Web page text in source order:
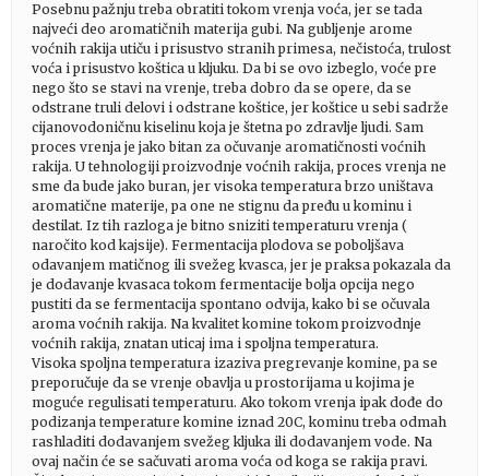
Posebnu pažnju treba obratiti tokom vrenja voća, jer se tada
najveći deo aromatičnih materija gubi. Na gubljenje arome
voćnih rakija utiču i prisustvo stranih primesa, nečistoća, trulost
voća i prisustvo koštica u kljuku. Da bi se ovo izbeglo, voće pre
nego što se stavi na vrenje, treba dobro da se opere, da se
odstrane truli delovi i odstrane koštice, jer koštice u sebi sadrže
cijanovodoničnu kiselinu koja je štetna po zdravlje ljudi. Sam
proces vrenja je jako bitan za očuvanje aromatičnosti voćnih
rakija. U tehnologiji proizvodnje voćnih rakija, proces vrenja ne
sme da bude jako buran, jer visoka temperatura brzo uništava
aromatične materije, pa one ne stignu da pređu u kominu i
destilat. Iz tih razloga je bitno sniziti temperaturu vrenja (
naročito kod kajsije). Fermentacija plodova se poboljšava
odavanjem matičnog ili svežeg kvasca, jer je praksa pokazala da
je dodavanje kvasaca tokom fermentacije bolja opcija nego
pustiti da se fermentacija spontano odvija, kako bi se očuvala
aroma voćnih rakija. Na kvalitet komine tokom proizvodnje
voćnih rakija, znatan uticaj ima i spoljna temperatura.
Visoka spoljna temperatura izaziva pregrevanje komine, pa se
preporučuje da se vrenje obavlja u prostorijama u kojima je
moguće regulisati temperaturu. Ako tokom vrenja ipak dođe do
podizanja temperature komine iznad 20C, kominu treba odmah
rashladiti dodavanjem svežeg kljuka ili dodavanjem vode. Na
ovaj način će se sačuvati aroma voća od koga se rakija pravi.